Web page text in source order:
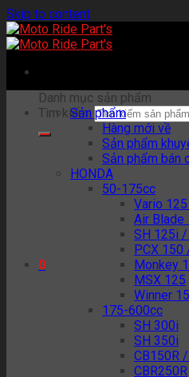
Skip to content
Tìm kiếm:
0
Danh mục sản phẩm
Sản phẩm
Hàng mới về
Sản phẩm
Sản phẩm bán
HONDA
50-175cc
Vario
Air
SH 125i
PCX 150
Monkey
MSX 125
Winner
175-600cc
SH 300i
SH 350i
CB150R
CBR250R